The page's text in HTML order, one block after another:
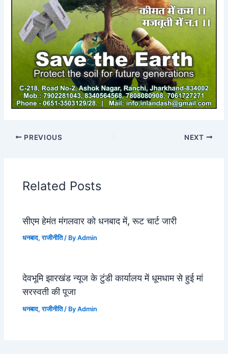
PREVIOUS NEXT
Related Posts
सीएम हेमंत मंगलवार को धनबाद में, रूट चार्ट जारी
धनबाद,राजीनीति/ ByAdmin
देवभूमि झारखंड न्यूज के टुंडी कार्यालय में धूमधाम से हुई मां
सरस्वती की पूजा
धनबाद,राजीनीति/ ByAdmin